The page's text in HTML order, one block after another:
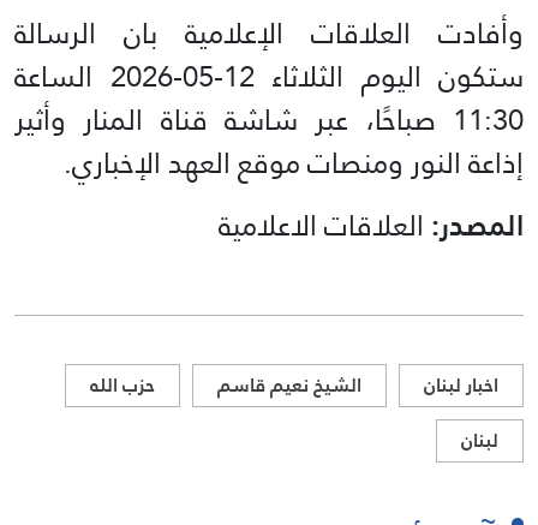
وأفادت العلاقات الإعلامية بان الرسالة
ستكون اليوم الثلاثاء 12-05-2026 الساعة
11:30 صباحًا، عبر شاشة قناة المنار وأثير
إذاعة النور ومنصات موقع العهد الإخباري.
المصدر: العلاقات الاعلامية
اخبار لبنان الشيخ نعيم قاسم
حزب الله
لبنان